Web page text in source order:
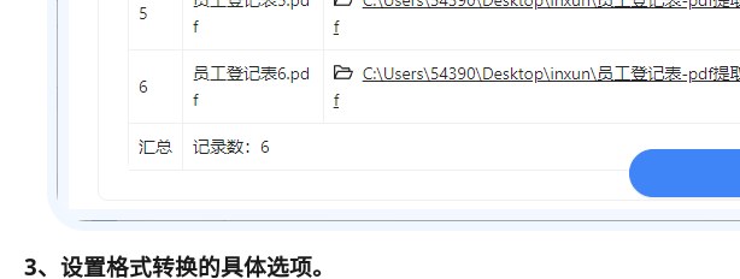
3、设置格式转换的具体选项。